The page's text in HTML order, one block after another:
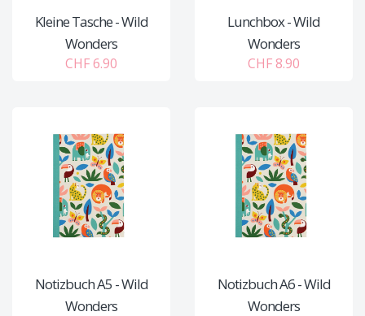
Kleine Tasche - Wild
Wonders
CHF 6.90
Lunchbox - Wild
Wonders
CHF 8.90
Notizbuch A5 - Wild
Wonders
Notizbuch A6 - Wild
Wonders